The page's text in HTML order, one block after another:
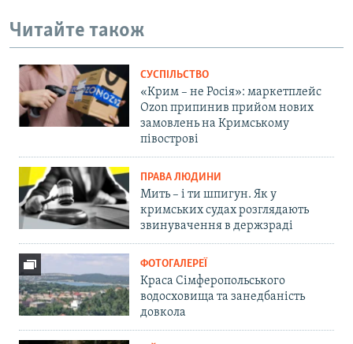
Читайте також
СУСПІЛЬСТВО
«Крим – не Росія»: маркетплейс
Ozon припинив прийом нових
замовлень на Кримському
півострові
ПРАВА ЛЮДИНИ
Мить – і ти шпигун. Як у
кримських судах розглядають
звинувачення в держзраді
ФОТОГАЛЕРЕЇ
Краса Сімферопольського
водосховища та занедбаність
довкола